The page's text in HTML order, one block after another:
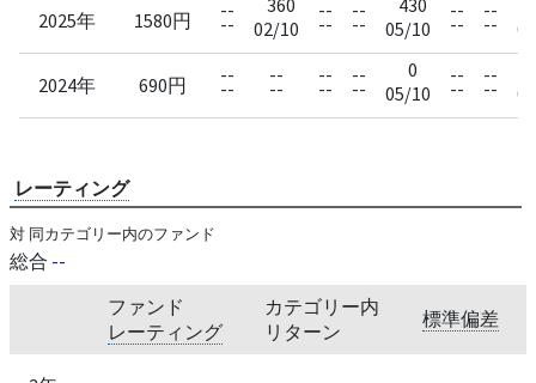
2025年 1580円 --
--
02/10
--
--
--
--
05/10
--
--
--
--
2024年 690円 --
--
--
--
--
--
--
--
0
05/10
--
--
--
--
レーティング
対 同カテゴリー内のファンド
総合 --
ファンド
レーティング
カテゴリー内
リターン
標準偏差